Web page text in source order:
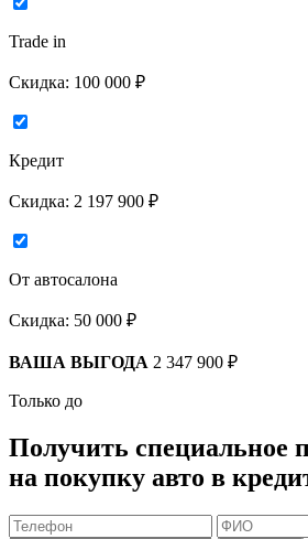
Trade in
Скидка: 100 000 ₽
Кредит
Скидка: 2 197 900 ₽
От автосалона
Скидка: 50 000 ₽
ВАША ВЫГОДА 2 347 900 ₽
Только до
Получить специальное
на покупку авто в